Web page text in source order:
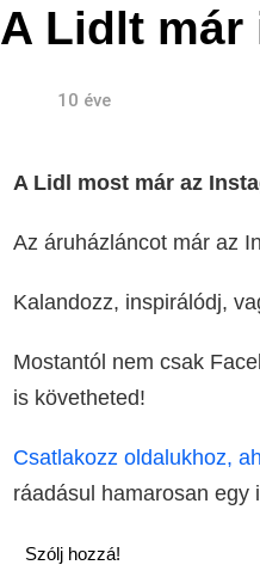
A Lidlt már
10 éve
A Lidl most már az
Az áruházláncot már az
Kalandozz, inspirálódj,
Mostantól nem csak
is követheted!
Csatlakozz oldalukhoz,
ráadásul hamarosan egy
Szólj hozzá!